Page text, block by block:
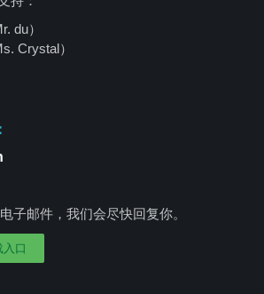
du）
Crystal）
子邮件，我们会尽快回复你。
口